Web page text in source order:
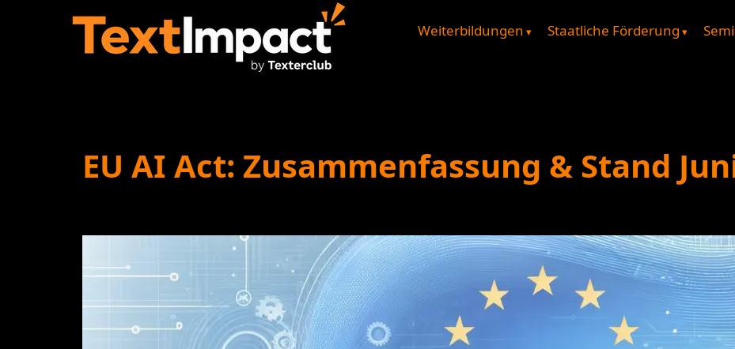
Weiterbildungen Staatliche Förderung
EU AI Act: Zusammenfassung & Stand